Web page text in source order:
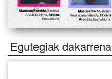
Egutegiak dakarrena